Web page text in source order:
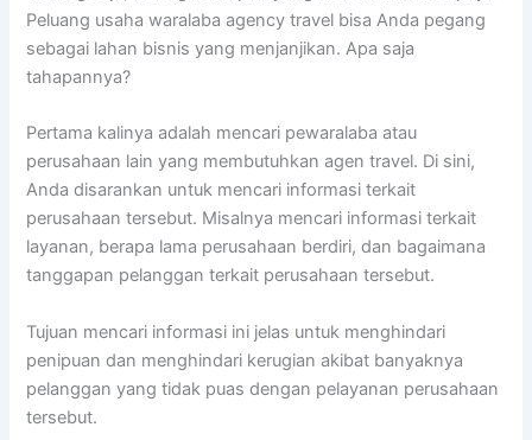
Peluang usaha waralaba agency travel bisa Anda pegang
sebagai lahan bisnis yang menjanjikan. Apa saja
tahapannya?
Pertama kalinya adalah mencari pewaralaba atau
perusahaan lain yang membutuhkan agen travel. Di sini,
Anda disarankan untuk mencari informasi terkait
perusahaan tersebut. Misalnya mencari informasi terkait
layanan, berapa lama perusahaan berdiri, dan bagaimana
tanggapan pelanggan terkait perusahaan tersebut.
Tujuan mencari informasi ini jelas untuk menghindari
penipuan dan menghindari kerugian akibat banyaknya
pelanggan yang tidak puas dengan pelayanan perusahaan
tersebut.